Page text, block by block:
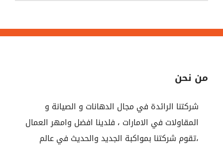
من نحن
شركتنا الرائدة في مجال الدهانات و الصيانة و
المقاولات في الامارات ، فلدينا افضل وامهر العمال
،تقوم شركتنا بمواكبة الجديد والحديث في عالم